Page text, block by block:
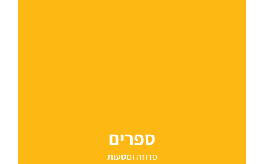
ספרים
פרוזה ומסעות